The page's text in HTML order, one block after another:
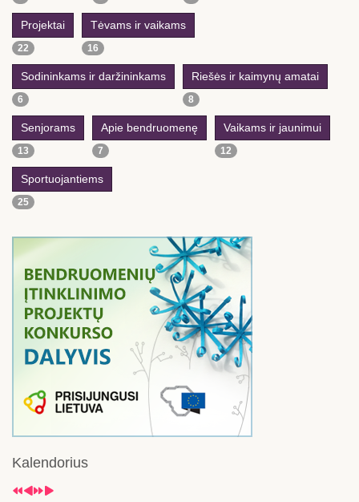
Projektai
22
Tėvams ir vaikams
16
Sodininkams ir daržininkams
6
Riešės ir kaimynų amatai
8
Senjorams
13
Apie bendruomenę
7
Vaikams ir jaunimui
12
Sportuojantiems
25
Kalendorius